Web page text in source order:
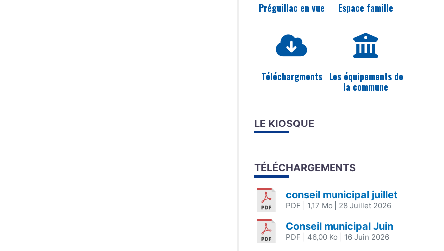
Préguillac en vue Espace famille
Téléchargments Les équipements de
la commune
LE KIOSQUE
TÉLÉCHARGEMENTS
conseil municipal juillet
PDF | 1,17 Mo | 28 Juillet 2026
Conseil municipal Juin
PDF | 46,00 Ko | 16 Juin 2026